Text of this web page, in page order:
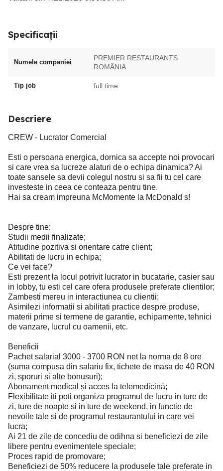
Specificații
Numele companiei
PREMIER RESTAURANTS
ROMÂNIA
Tip job full time
Descriere
CREW - Lucrator Comercial
Esti o persoana energica, dornica sa accepte noi provocari
si care vrea sa lucreze alaturi de o echipa dinamica? Ai
toate sansele sa devii colegul nostru si sa fii tu cel care
investeste in ceea ce conteaza pentru tine.
Hai sa cream impreuna McMomente la McDonald s!
Despre tine:
Studii medii finalizate;
Atitudine pozitiva si orientare catre client;
Abilitati de lucru in echipa;
Ce vei face?
Esti prezent la locul potrivit lucrator in bucatarie, casier sau
in lobby, tu esti cel care ofera produsele preferate clientilor;
Zambesti mereu in interactiunea cu clientii;
Asimilezi informatii si abilitati practice despre produse,
materii prime si termene de garantie, echipamente, tehnici
de vanzare, lucrul cu oamenii, etc.
Beneficii
Pachet salarial 3000 - 3700 RON net la norma de 8 ore
(suma compusa din salariu fix, tichete de masa de 40 RON
zi, sporuri si alte bonusuri);
Abonament medical și acces la telemedicină;
Flexibilitate iti poti organiza programul de lucru in ture de
zi, ture de noapte si in ture de weekend, in functie de
nevoile tale si de programul restaurantului in care vei
lucra;
Ai 21 de zile de concediu de odihna si beneficiezi de zile
libere pentru evenimentele speciale;
Proces rapid de promovare;
Beneficiezi de 50% reducere la produsele tale preferate in